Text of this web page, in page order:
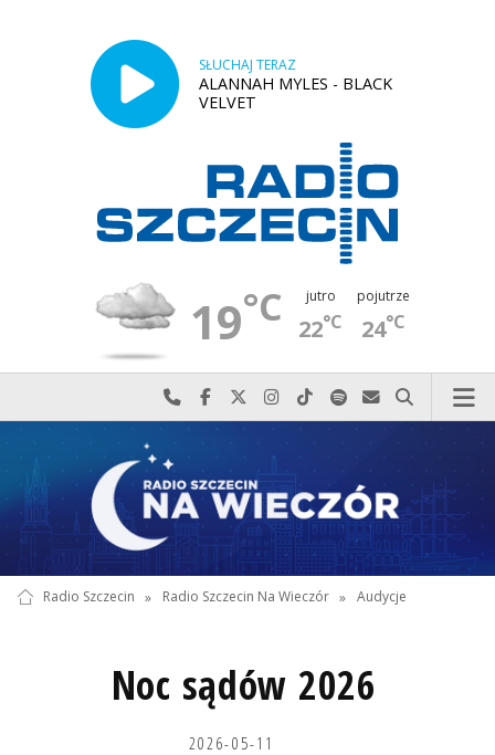
SŁUCHAJ TERAZ
ALANNAH MYLES - BLACK
VELVET
19°C jutro
22°C
pojutrze
24°C
Najlepiej po prostu do nas zadzwoń
Odwiedź nas na Facebook-u
Odwiedź nas na X
Odwiedź nas na Instagram-ie
Odwiedź nas na TikTok-u
Szukaj nas na Spotify
Wyślij do nas
Szukaj
Radio Szczecin » Radio Szczecin Na Wieczór » Audycje
Noc sądów 2026
2026-05-11